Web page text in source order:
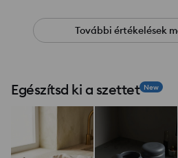
További értékelések
Egészítsd ki a szettet New